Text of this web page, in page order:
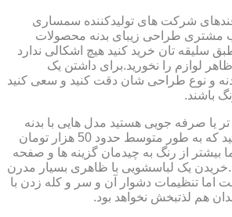
شرکت های تولیدکننده سمساری
مشتری طراحی زیبای بدنه محصولات
سلیقه تان خرید کنید هیچ اشکالی ندارد
لوازم را نخورید.برای داشتن یک
بدنه و نوع طراحی شان دقت کنید و سعی کنید
باشند.
تر یا صرفه جویی هستید مدل هایی با بدنه
سفید رنگ را انتخاب کنید که به طور متوسط حدود 50 هزار تومان
بیشتر از رنگ به چیدمان گزینه ها و صفحه
یک لباسشویی با ظاهری بسیار مدرن
تنظیمات دشوار آن و سر و کله زدن با
هم لذتبخش نخواهد بود.